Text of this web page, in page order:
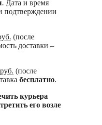
. Дата и время
подтверждении
(после
доставки –
(после
бесплатно.
курьера
его возле